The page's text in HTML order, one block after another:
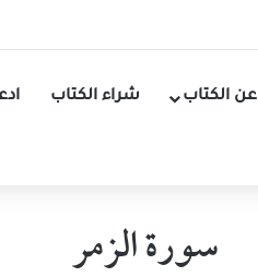
عن الكتاب شراء الكتاب
سورة الزمر